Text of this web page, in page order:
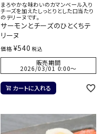
まろやかな味わいのカマンベール入り
チーズを加えたしっとりとした口当たり
のテリーヌです。
サーモンとチーズのひとくちテ
リーヌ
価格 ¥540 税込
販売期間
2026/03/01 0:00〜
カートに入れる